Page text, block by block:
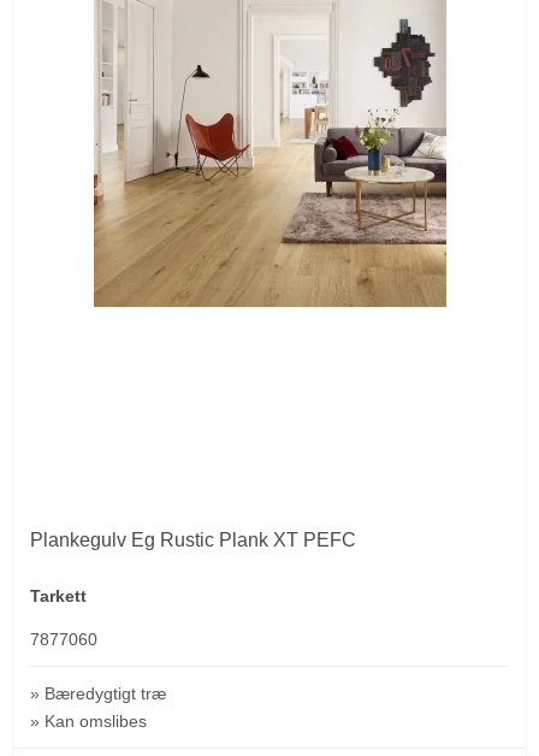
Plankegulv Eg Rustic Plank XT PEFC
Tarkett
7877060
» Bæredygtigt træ
» Kan omslibes